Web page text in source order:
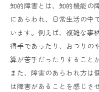
知的障害とは、知的機能の
にあらわれ、日常生活の中
います。例えば、複雑な事
得手であったり、おつりの
算が苦手だったりすること
また、障害のあらわれ方は
は障害があることを感じさ